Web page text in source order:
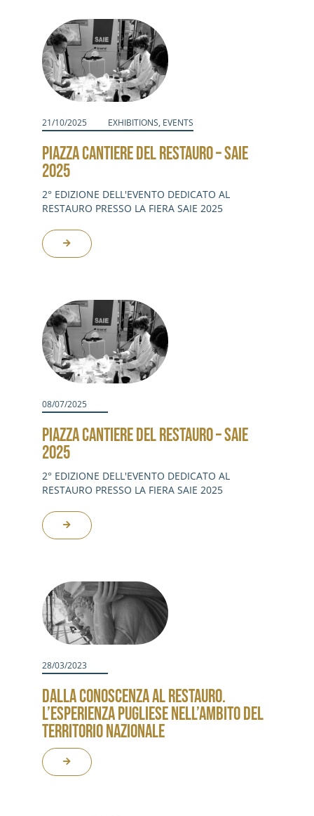
Contacts
21/10/2025 EXHIBITIONS, EVENTS
PIAZZA CANTIERE DEL RESTAURO – SAIE
2025
2° EDIZIONE DELL'EVENTO DEDICATO AL
RESTAURO PRESSO LA FIERA SAIE 2025
08/07/2025
PIAZZA CANTIERE DEL RESTAURO – SAIE
2025
2° EDIZIONE DELL'EVENTO DEDICATO AL
RESTAURO PRESSO LA FIERA SAIE 2025
28/03/2023
DALLA CONOSCENZA AL RESTAURO.
L’ESPERIENZA PUGLIESE NELL’AMBITO DEL
TERRITORIO NAZIONALE